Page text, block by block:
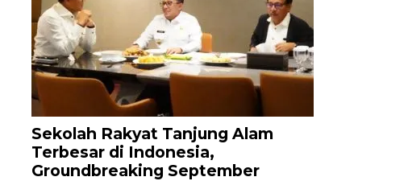
Sekolah Rakyat Tanjung Alam
Terbesar di Indonesia,
Groundbreaking September